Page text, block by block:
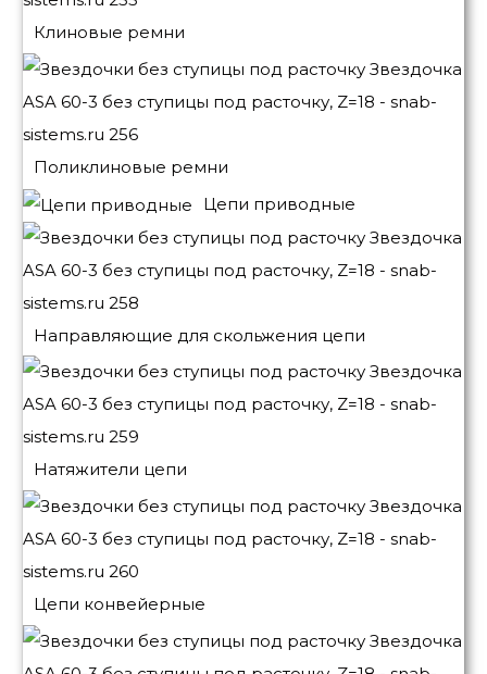
Клиновые ремни
Поликлиновые ремни
Цепи приводные
Направляющие для скольжения цепи
Натяжители цепи
Цепи конвейерные